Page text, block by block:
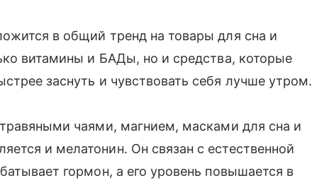
в общий тренд на товары для сна и
витамины и БАДы, но и средства, которые
заснуть и чувствовать себя лучше утром.
чаями, магнием, масками для сна и
и мелатонин. Он связан с естественной
гормон, а его уровень повышается в